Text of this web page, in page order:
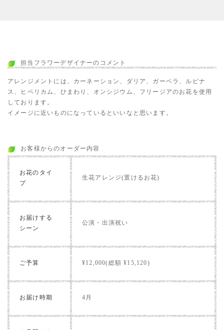
担当フラワーデザイナーのコメント
アレンジメントには、カーネーション、ダリア、ガーベラ、ルピナ
ス、ヒペリカム、ひまわり、オンシジウム、フリージアのお花を使用
しております。
イメージに近いものになっているといいなと思います。
お客様からのオーダー内容
お花のタイ
プ
生花アレンジ(置けるお花)
お届けする
シーン
公演・出演祝い
ご予算 ¥12,000(総額 ¥15,120)
お届け時期 4月